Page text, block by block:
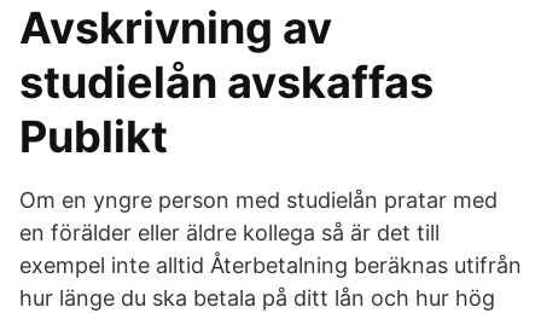
Avskrivning av
studielån avskaffas
Publikt
Om en yngre person med studielån pratar med
en förälder eller äldre kollega så är det till
exempel inte alltid Återbetalning beräknas utifrån
hur länge du ska betala på ditt lån och hur hög